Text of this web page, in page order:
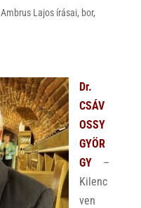
Ambrus Lajos írásai, bor,
Dr.
CSÁV
OSSY
GYÖR
GY
–
Kilenc
ven